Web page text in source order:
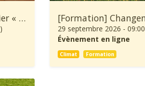
[Formation] Animation de l’atelier « À Table ! »
)
29 septembre 2026 - 09:00
Évènement en ligne
Climat Formation